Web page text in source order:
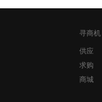
寻商机
供应
求购
商城